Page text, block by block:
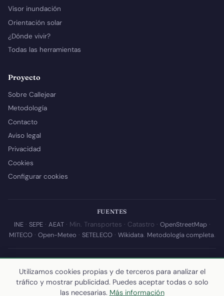
Visor inundación
Orientación solar
¿Dónde vivir?
Todas las herramientas
Proyecto
Sobre Callejear
Metodología
Contacto
Aviso legal
Privacidad
Cookies
Configurar cookies
FUENTES
INE· SEPE· AEAT· Min. Transportes · Catastro · OpenStreetMap·
MITECO· Open-Meteo · SETELECO· Wikidata. Metodología completa.
© 2026 Callejear.com — Directorio municipal de España con datos
abiertos. Desarrollado y mantenido porYoel Castaño.
Última actualización de esta página:10 de julio de 2026
Utilizamos cookies propias y de terceros para analizar el
tráfico y mostrar publicidad. Puedes aceptar todas o solo
las necesarias. Más información